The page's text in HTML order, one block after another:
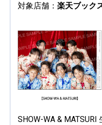
対象店舗： 楽天ブック
SHOW-WA &